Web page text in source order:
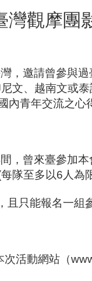
灣觀摩團
，邀請曾參與
文、越南文或
內青年交流之心
，曾來臺參加
隊至多以6人為
且只能報名一組
次活動網站（